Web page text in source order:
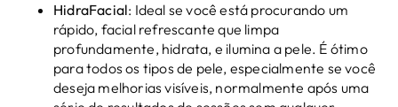
HidraFacial: Ideal se você está procurando um
rápido, facial refrescante que limpa
profundamente, hidrata, e ilumina a pele. É ótimo
para todos os tipos de pele, especialmente se você
deseja melhorias visíveis, normalmente após uma